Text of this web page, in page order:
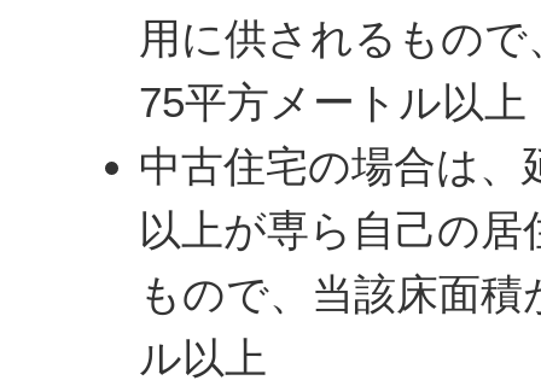
用に供されるもの
75平方メートル以上
中古住宅の場合は、
以上が専ら自己の
もので、当該床面
ル以上